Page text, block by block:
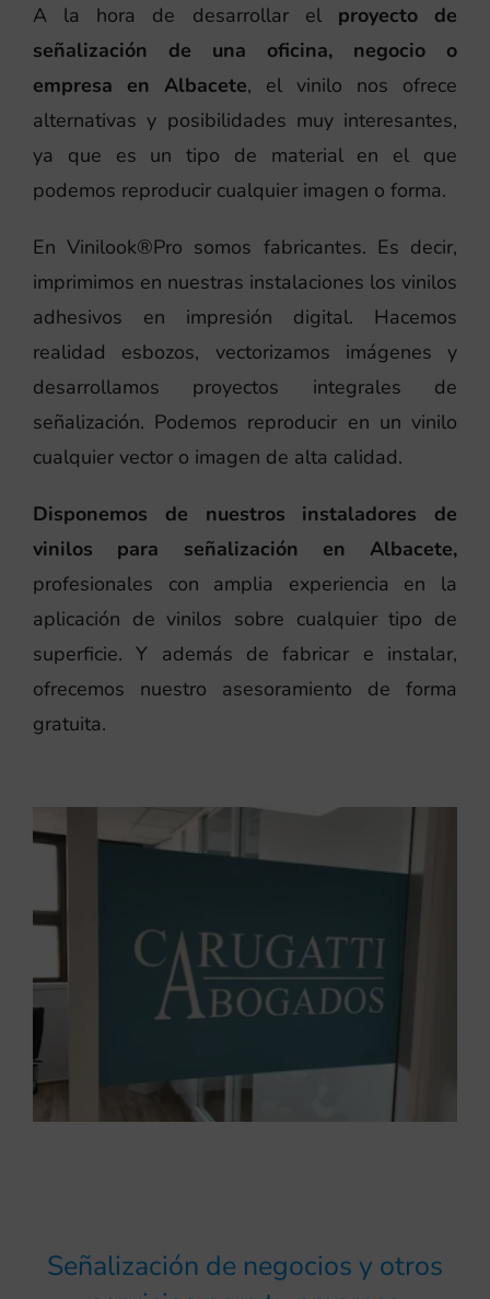
A la hora de desarrollar el proyecto de
señalización de una oficina, negocio o
empresa en Albacete, el vinilo nos ofrece
alternativas y posibilidades muy interesantes,
ya que es un tipo de material en el que
podemos reproducir cualquier imagen o forma.
En Vinilook®Pro somos fabricantes. Es decir,
imprimimos en nuestras instalaciones los vinilos
adhesivos en impresión digital. Hacemos
realidad esbozos, vectorizamos imágenes y
desarrollamos proyectos integrales de
señalización. Podemos reproducir en un vinilo
cualquier vector o imagen de alta calidad.
Disponemos de nuestros instaladores de
vinilos para señalización en Albacete,
profesionales con amplia experiencia en la
aplicación de vinilos sobre cualquier tipo de
superficie. Y además de fabricar e instalar,
ofrecemos nuestro asesoramiento de forma
gratuita.
Señalización de negocios y otros